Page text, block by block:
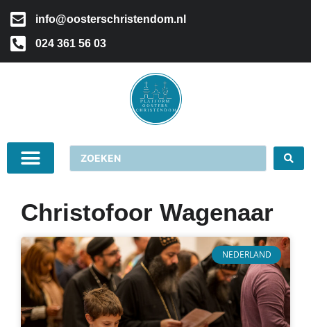
info@oosterschristendom.nl
024 361 56 03
Christofoor Wagenaar
NEDERLAND